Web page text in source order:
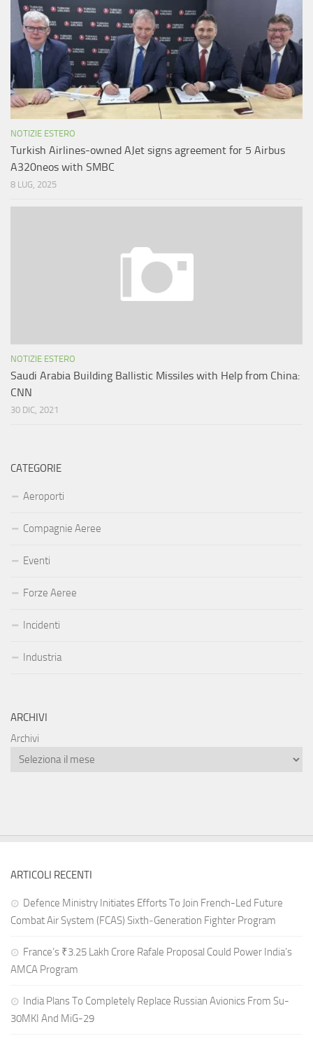
NOTIZIE ESTERO
Turkish Airlines-owned AJet signs agreement for 5 Airbus
A320neos with SMBC
8 LUG, 2025
NOTIZIE ESTERO
Saudi Arabia Building Ballistic Missiles with Help from China:
CNN
30 DIC, 2021
CATEGORIE
Aeroporti
Compagnie Aeree
Eventi
Forze Aeree
Incidenti
Industria
ARCHIVI
Archivi
ARTICOLI RECENTI
Defence Ministry Initiates Efforts To Join French-Led Future
Combat Air System (FCAS) Sixth‑Generation Fighter Program
France’s ₹3.25 Lakh Crore Rafale Proposal Could Power India’s
AMCA Program
India Plans To Completely Replace Russian Avionics From Su-
30MKI And MiG-29